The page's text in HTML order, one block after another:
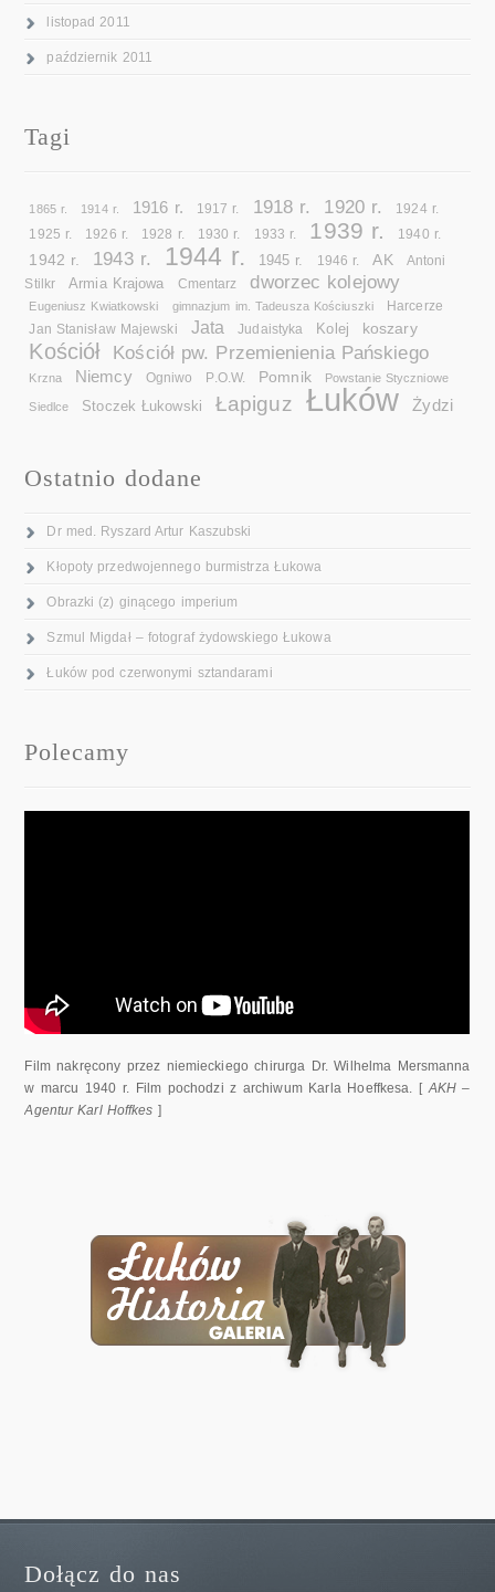
listopad 2011
październik 2011
Tagi
1865 r. 1914 r. 1916 r. 1917 r. 1918 r. 1920 r. 1924 r.
1925 r. 1926 r. 1928 r. 1930 r. 1933 r. 1939 r. 1940 r.
1942 r. 1943 r. 1944 r. 1945 r. 1946 r. AK
Antoni
Stilkr
Armia Krajowa Cmentarz dworzec kolejowy
Eugeniusz Kwiatkowski gimnazjum im. Tadeusza Kościuszki Harcerze
Jan Stanisław Majewski Jata Judaistyka Kolej koszary
Kościół Kościół pw. Przemienienia Pańskiego
Krzna Niemcy Ogniwo P.O.W. Pomnik Powstanie Styczniowe
Siedlce Stoczek Łukowski Łapiguz Łuków Żydzi
Ostatnio dodane
Dr med. Ryszard Artur Kaszubski
Kłopoty przedwojennego burmistrza Łukowa
Obrazki (z) ginącego imperium
Szmul Migdał – fotograf żydowskiego Łukowa
Łuków pod czerwonymi sztandarami
Polecamy
Film nakręcony przez niemieckiego chirurga Dr. Wilhelma Mersmanna
w marcu 1940 r. Film pochodzi z archiwum Karla Hoeffkesa. [AKH –
Agentur Karl Hoffkes ]
Dołącz do nas